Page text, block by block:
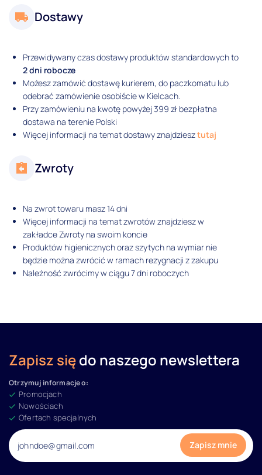
Dostawy
Przewidywany czas dostawy produktów standardowych to
2 dni robocze
Możesz zamówić dostawę kurierem, do paczkomatu lub
odebrać zamówienie osobiście w Kielcach.
Przy zamówieniu na kwotę powyżej 399 zł bezpłatna
dostawa na terenie Polski
Więcej informacji na temat dostawy znajdziesztutaj
Zwroty
Na zwrot towaru masz 14 dni
Więcej informacji na temat zwrotów znajdziesz w
zakładce Zwroty na swoim koncie
Produktów higienicznych oraz szytych na wymiar nie
będzie można zwrócić w ramach rezygnacji z zakupu
Należność zwrócimy w ciągu 7 dni roboczych
Zapisz siędo naszego newslettera
Otrzymuj informacje o:
Promocjach
Nowościach
Ofertach specjalnych